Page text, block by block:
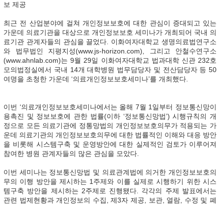
보 제공
최근 전 산업분야에 걸쳐 개인정보보호에 대한 관심이 증대되고 있는
가운데 의료기관을 대상으로 개인정보보호 세미나가 개최되어 국내 의
료기관 관계자들의 관심을 끌었다. 이화여자대학교 생명의료법연구소
와 법무법인 지평지성(www.js-horizon.com), 그리고 안철수연구소
(www.ahnlab.com)는 9월 29일 이화여자대학교 법과대학 신관 232호
모의법정실에서 국내 14개 대학병원 법무담당자 및 전산담당자 등 50
여명을 초청한 가운데 ‘의료개인정보보호세미나’를 개최했다.
이번 ‘의료개인정보보호세미나에서는 올해 7월 1일부터 정보통신망이
용촉진 및 정보보호에 관한 법률(이하 ‘정보통신망법’) 시행규칙의 개
정으로 모든 의료기관에 정통망법의 개인정보보호의무가 적용되는 가
운데 의료기관의 개인정보보호의무에 대한 법률적인 이해와 대응 방안
을 비롯해 시스템구축 및 운영방안에 대한 실제적인 검토가 이루어져
참여한 병원 관계자들의 많은 관심을 모았다.
이번 세미나는 정보통신망법 및 의료관계법에 의거한 개인정보보호의
무의 이행 방안을 제시하는 1주제와 이를 실제로 시행하기 위한 시스
템구축 방안을 제시하는 2주제로 진행됐다. 각각의 주제 발표에서는
관련 법제현황과 개인정보의 수집, 제3자 제공, 보관, 열람, 수정 및 폐